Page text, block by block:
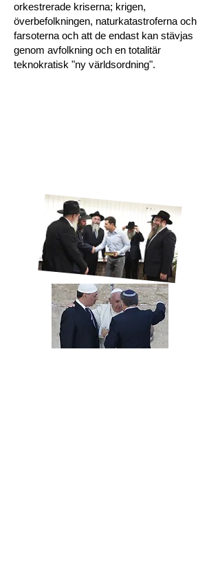
orkestrerade kriserna; krigen,
överbefolkningen, naturkatastroferna och
farsoterna och att de endast kan stävjas
genom avfolkning och en totalitär
teknokratisk "ny världsordning".